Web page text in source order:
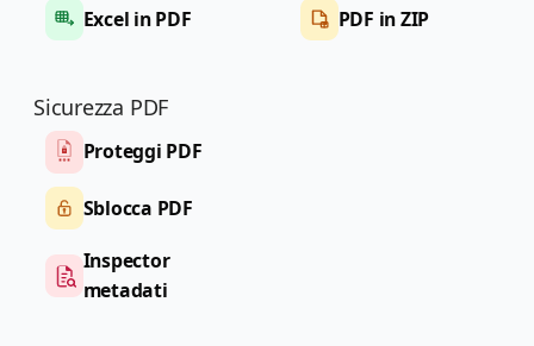
Excel in PDF PDF in ZIP
Sicurezza PDF
Proteggi PDF
Sblocca PDF
Inspector
metadati